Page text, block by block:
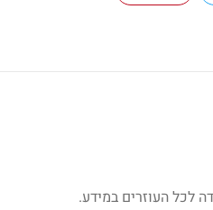
לכל העוזרים במידע.